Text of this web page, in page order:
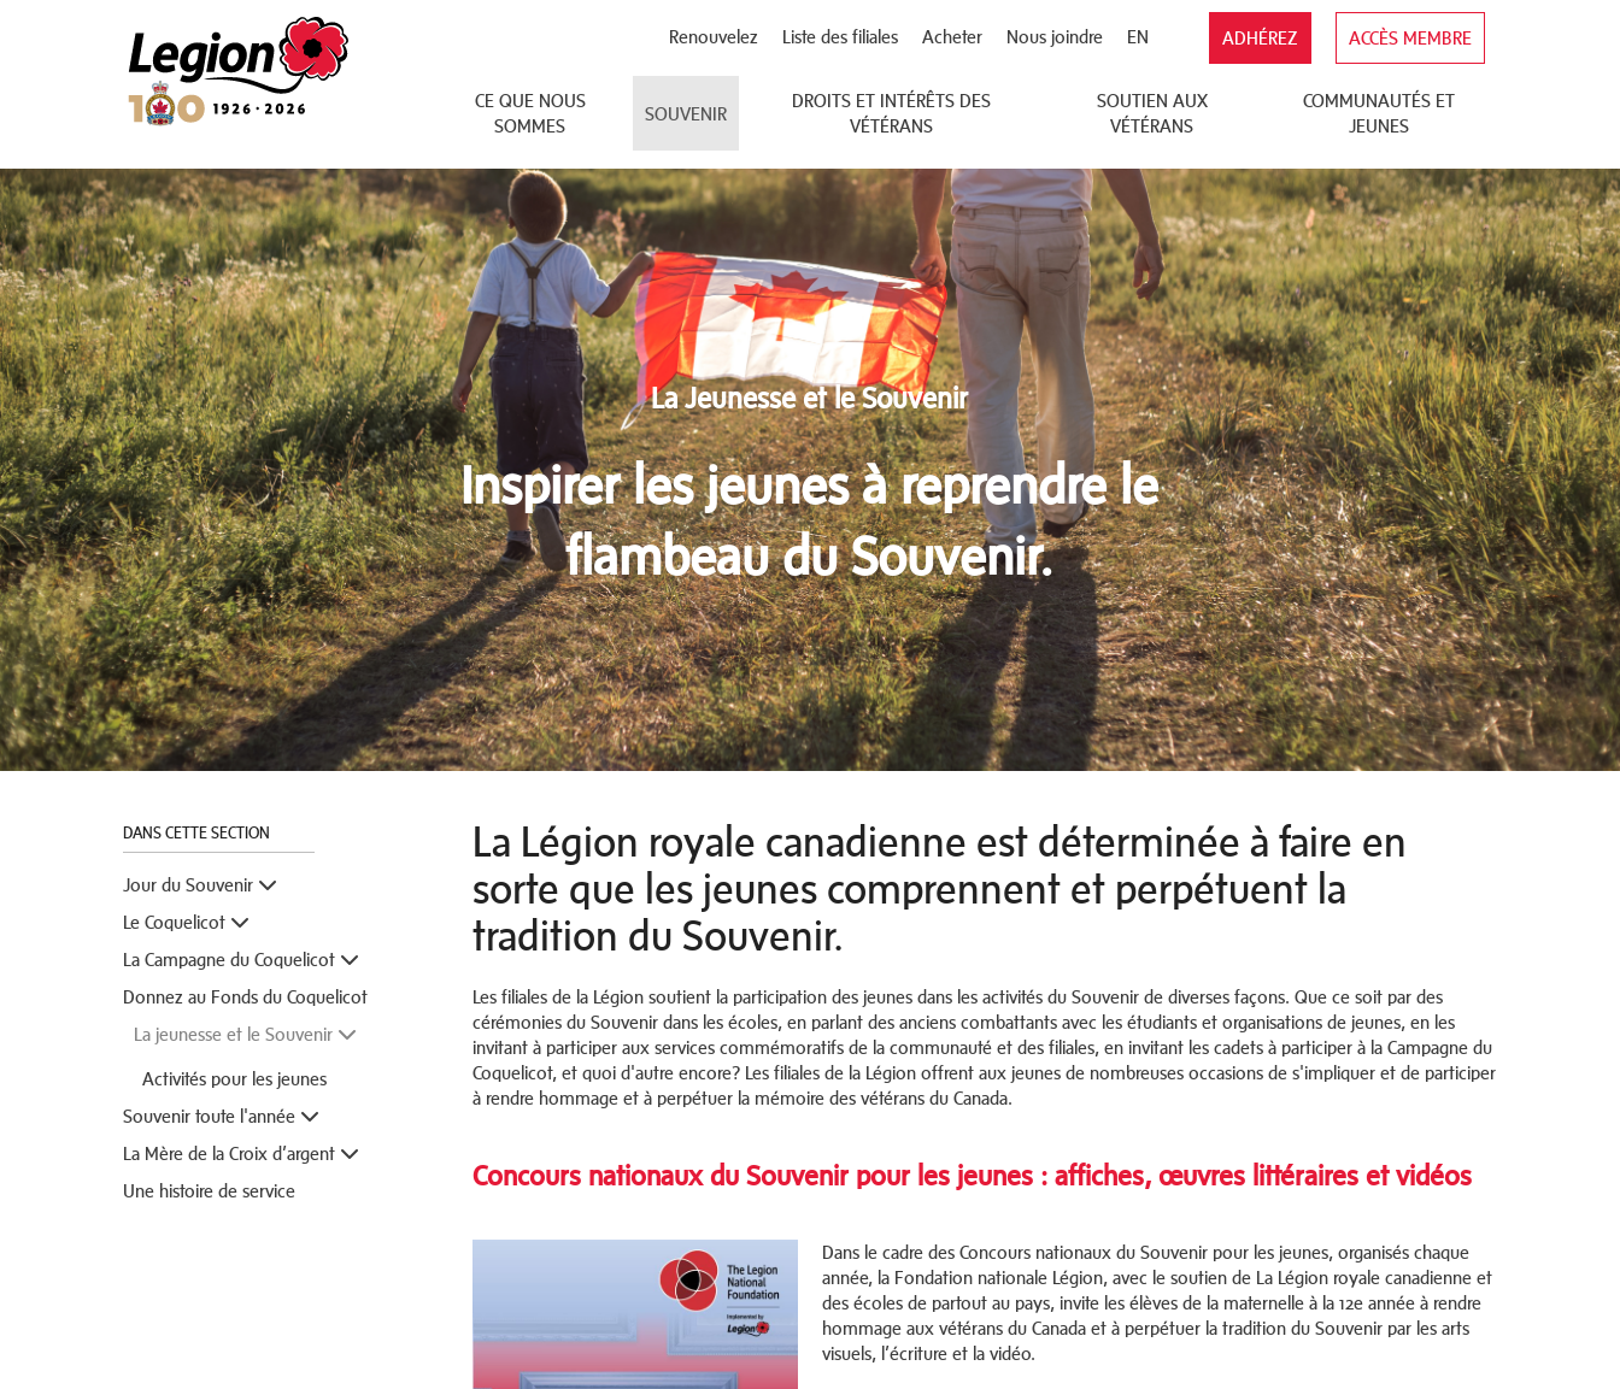
Royal Canadian Legion
ADHÉREZ ACCÈS MEMBRE
EN
Renouvelez Liste des filiales Acheter Nous joindre
CE QUE NOUS
SOMMES
SOUVENIR
DROITS ET INTÉRÊTS DES
VÉTÉRANS
SOUTIEN AUX
VÉTÉRANS
COMMUNAUTÉS ET
JEUNES
La Jeunesse et le Souvenir
Inspirer les jeunes à reprendre le
flambeau du Souvenir.
DANS CETTE SECTION
Jour du Souvenir
Le Coquelicot
La Campagne du Coquelicot
Donnez au Fonds du Coquelicot
La jeunesse et le Souvenir
Activités pour les jeunes
Souvenir toute l'année
La Mère de la Croix d’argent
Une histoire de service
La Légion royale canadienne est déterminée à faire en
sorte que les jeunes comprennent et perpétuent la
tradition du Souvenir.
Les filiales de la Légion soutient la participation des jeunes dans les activités du Souvenir de diverses façons. Que ce soit par des
cérémonies du Souvenir dans les écoles, en parlant des anciens combattants avec les étudiants et organisations de jeunes, en les
invitant à participer aux services commémoratifs de la communauté et des filiales, en invitant les cadets à participer à la Campagne du
Coquelicot, et quoi d'autre encore? Les filiales de la Légion offrent aux jeunes de nombreuses occasions de s'impliquer et de participer
à rendre hommage et à perpétuer la mémoire des vétérans du Canada.
Concours nationaux du Souvenir pour les jeunes : affiches, œuvres littéraires et vidéos
Dans le cadre des Concours nationaux du Souvenir pour les jeunes, organisés chaque
année, la Fondation nationale Légion, avec le soutien de La Légion royale canadienne et
des écoles de partout au pays, invite les élèves de la maternelle à la 12e année à rendre
hommage aux vétérans du Canada et à perpétuer la tradition du Souvenir par les arts
visuels, l’écriture et la vidéo.